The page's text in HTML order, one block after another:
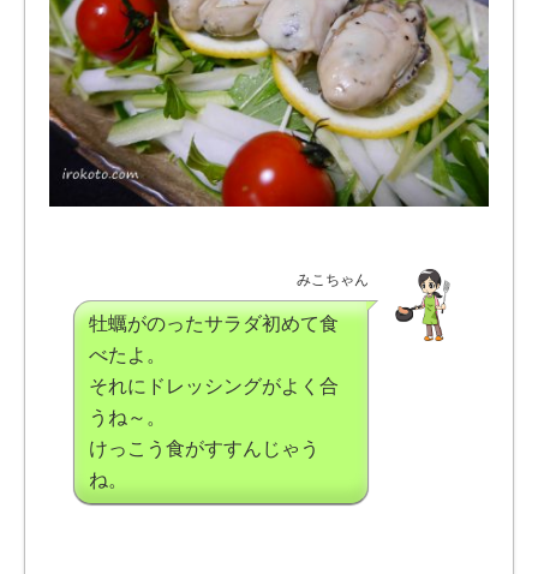
みこちゃん
牡蠣がのったサラダ初めて食
べたよ。
それにドレッシングがよく合
うね～。
けっこう食がすすんじゃう
ね。